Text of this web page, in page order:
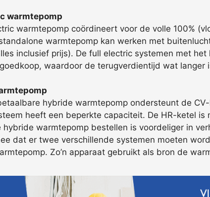
warmtepomp
warmtepomp coördineert voor de volle 100%
warmtepomp kan werken met
inclusief prijs). De full electric systemen met
waardoor de terugverdientijd wat langer
hybride warmtepomp ondersteunt de
heeft een beperkte capaciteit. De HR-ketel
hybride warmtepomp bestellen is voordeliger in
dat er twee verschillende systemen moeten
Zo’n apparaat gebruikt als bron de